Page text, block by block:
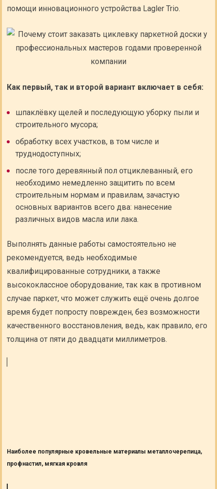
помощи инновационного устройства Lagler Trio.
Как первый, так и второй вариант включает в себя:
шпаклёвку щелей и последующую уборку пыли и
строительного мусора;
обработку всех участков, в том числе и
труднодоступных;
после того деревянный пол отциклеванный, его
необходимо немедленно защитить по всем
строительным нормам и правилам, зачастую
основных вариантов всего два: нанесение
различных видов масла или лака.
Выполнять данные работы самостоятельно не
рекомендуется, ведь необходимые
квалифицированные сотрудники, а также
высококлассное оборудование, так как в противном
случае паркет, что может служить ещё очень долгое
время будет попросту поврежден, без возможности
качественного восстановления, ведь, как правило, его
толщина от пяти до двадцати миллиметров.
Наиболее популярные кровельные материалы металлочерепица,
профнастил, мягкая кровля